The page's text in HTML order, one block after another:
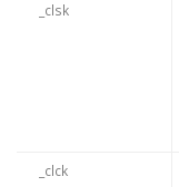
_clsk
_clck